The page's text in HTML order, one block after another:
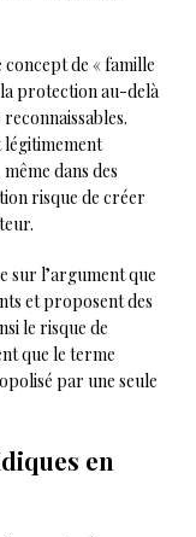
concept de « famille
protection au-delà
dans des
risque de créer
sur l’argument que
et proposent des
le risque de
que le terme
par une seule
en